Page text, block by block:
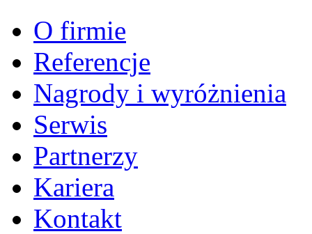
O firmie
Referencje
Nagrody i wyróżnienia
Serwis
Partnerzy
Kariera
Kontakt